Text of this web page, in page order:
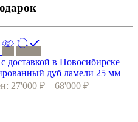
дуб ламели 25 мм
27'000 ₽ – 68'000 ₽